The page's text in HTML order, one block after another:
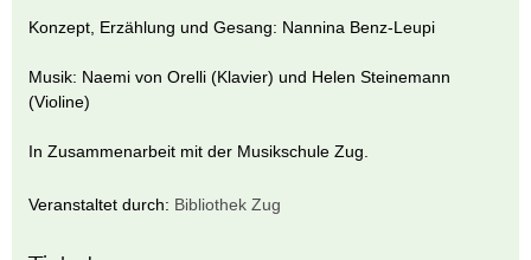
Konzept, Erzählung und Gesang: Nannina Benz-Leupi
Musik: Naemi von Orelli (Klavier) und Helen Steinemann
(Violine)
In Zusammenarbeit mit der Musikschule Zug.
Veranstaltet durch: Bibliothek Zug